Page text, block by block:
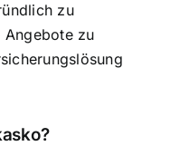
zu
Angebote zu